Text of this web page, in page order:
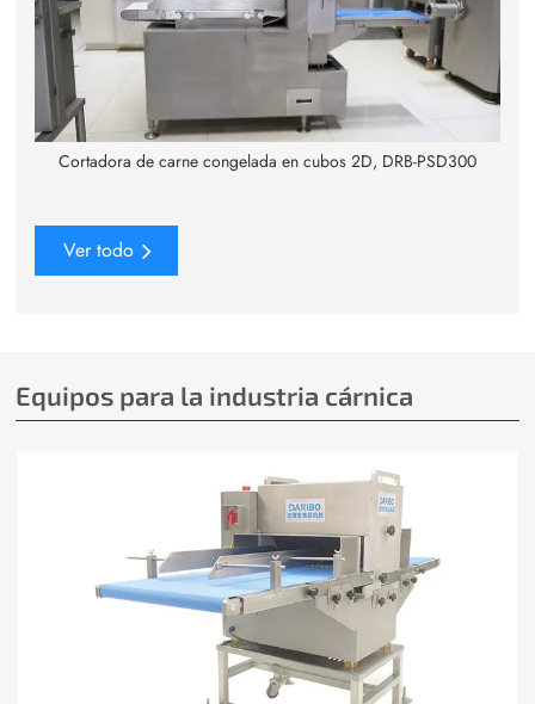
Cortadora de carne congelada en cubos 2D, DRB-PSD300
Ver todo
Equipos para la industria cárnica